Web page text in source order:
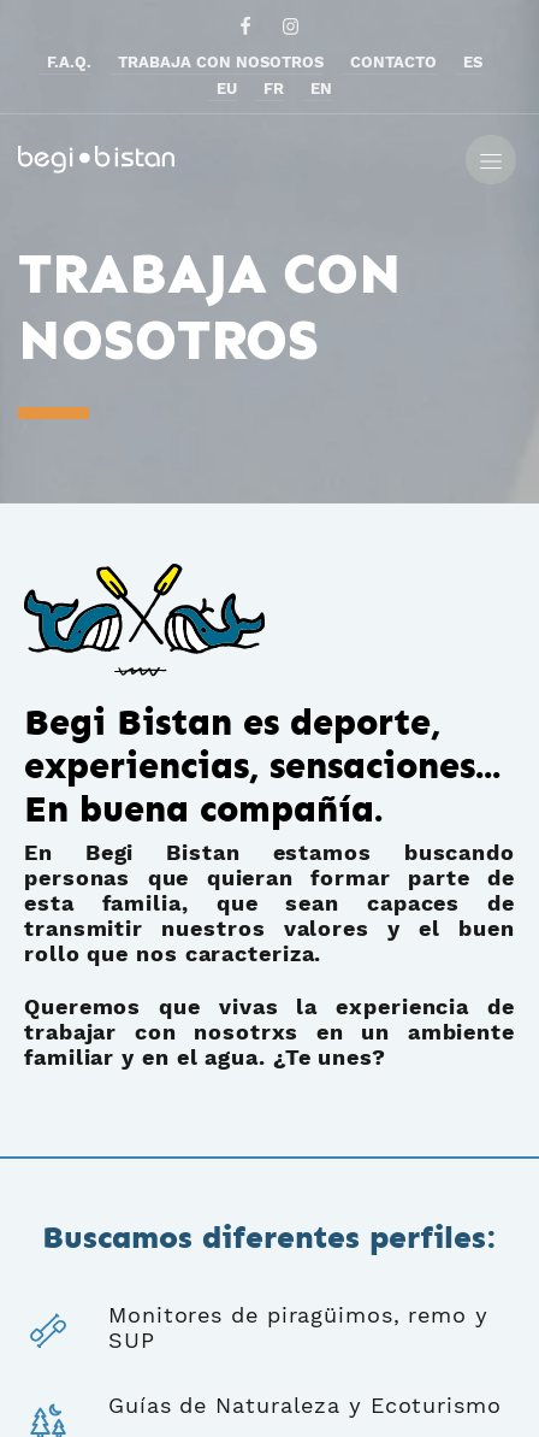
F.A.Q. TRABAJA CON NOSOTROS CONTACTO
ES
EU
FR EN
TRABAJA CON
NOSOTROS
Begi Bistan es deporte,
experiencias, sensaciones...
En buena compañía.
En Begi Bistan estamos buscando
personas que quieran formar parte de
esta familia, que sean capaces de
transmitir nuestros valores y el buen
rollo que nos caracteriza.
Queremos que vivas la experiencia de
trabajar con nosotrxs en un ambiente
familiar y en el agua. ¿Te unes?
Buscamos diferentes perfiles:
Monitores de piragüimos, remo y
SUP
Guías de Naturaleza y Ecoturismo